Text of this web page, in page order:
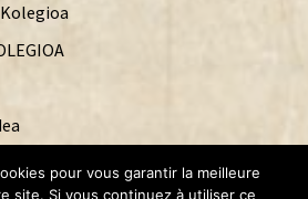
pour vous garantir la meilleure
site. Si vous continuez à utiliser ce